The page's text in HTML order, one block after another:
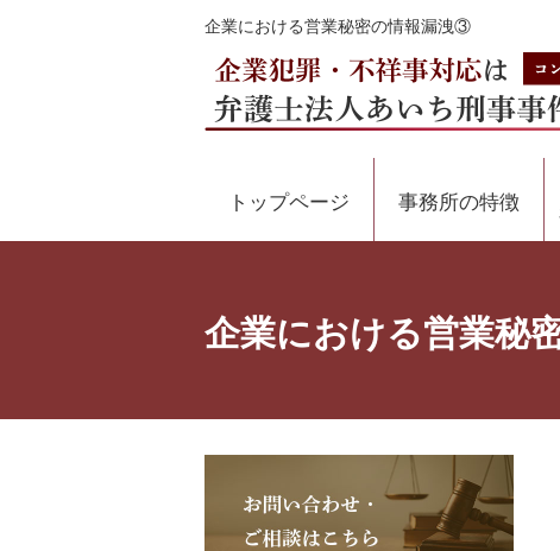
企業における営業秘密の情報漏洩③
トップページ 事務所の特徴
企業における営業秘